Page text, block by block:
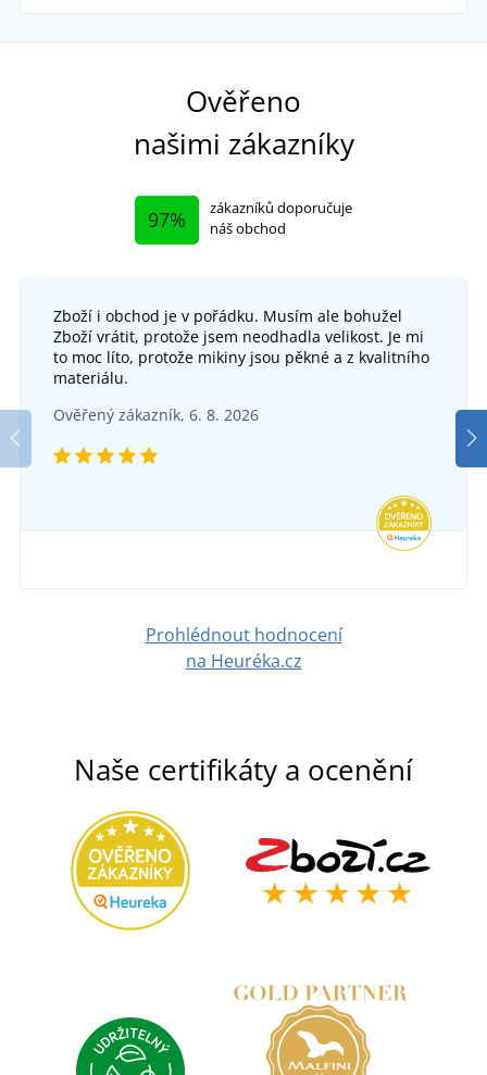
Dámská společenská sukně Constance
SKLADEM
v pondělí 10. 8.
Dámské šaty Freedom
159 Kč
Ověřeno
našimi zákazníky
97%
zákazníků doporučuje
náš obchod
Zboží i obchod je v pořádku. Musím ale bohužel
Zboží vrátit, protože jsem neodhadla velikost. Je mi
to moc líto, protože mikiny jsou pěkné a z kvalitního
materiálu.
Ověřený zákazník, 6. 8. 2026
Prohlédnout hodnocení
na Heuréka.cz
Naše certifikáty a ocenění